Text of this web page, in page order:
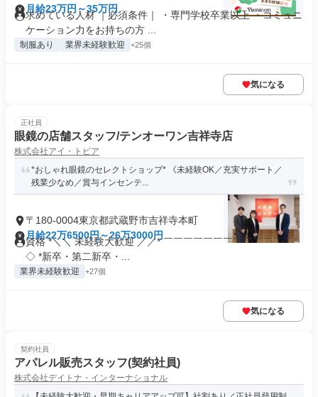
月給23万円～35万円
求めている人材 ｜必須条件｜ ・専門学校卒業以上 ・コミュニ
ケーション力をお持ちの方 ...
制服あり 業界未経験歓迎 +25個
気になる
正社員
眼鏡の店舗スタッフ/テンオーワン吉祥寺店
株式会社アイ・トピア
*おしゃれ眼鏡のセレクトショップ* 《未経験OK／充実サポート／
残業少なめ／賞与インセンテ...
〒180-0004東京都武蔵野市吉祥寺本町
月給22万6500円～26万3000円
資格 *＼＼ 未経験大歓迎 ／／* ￣￣￣￣￣￣￣￣￣￣￣￣￣
◇ *新卒・第二新卒・...
業界未経験歓迎 +27個
気になる
契約社員
アパレル販売スタッフ(契約社員)
株式会社デイトナ・インターナショナル